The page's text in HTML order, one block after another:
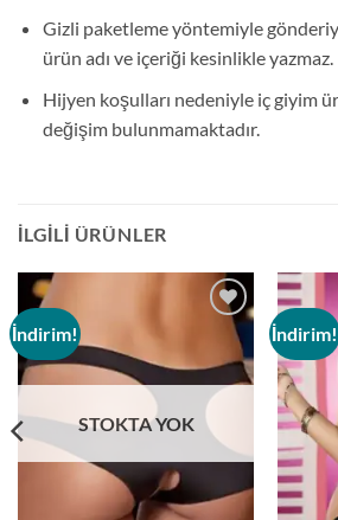
Gizli paketleme yöntemiyle
ürün adı ve içeriği kesinlikle yazmaz.
Hijyen koşulları nedeniyle iç giyim
değişim bulunmamaktadır.
İLGILI ÜRÜNLER
İndirim!
Add to
wishlist
STOKTA YOK
İndirim!